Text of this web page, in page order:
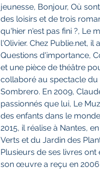
jeunesse, Bonjour, Où
des loisirs et de trois
qu'hier n'est pas fini ?, Le
l'Olivier. Chez Publie.net,
Questions d'importance,
et une pièce de théâtre
collaboré au spectacle
Sombrero. En 2009,
passionnés que lui, Le
des enfants dans le
2015, il réalise à Nantes,
Verts et du Jardin des
Plusieurs de ses livres
son œuvre a reçu en 2006